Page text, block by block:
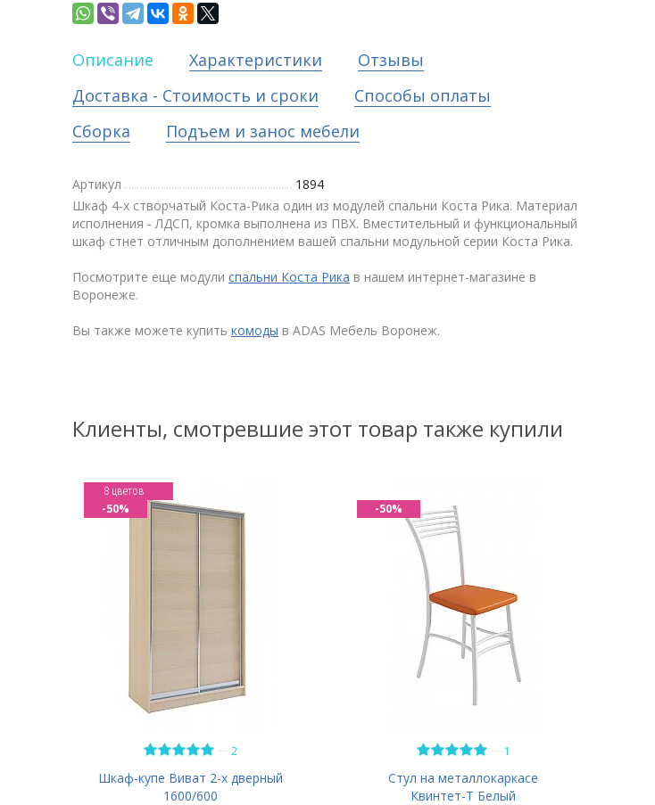
Описание Характеристики
Отзывы
Доставка - Стоимость и сроки
Способы оплаты
Сборка
Подъем и занос мебели
Артикул
1894
Шкаф 4-х створчатый Коста-Рика один из модулей спальни Коста Рика. Материал
исполнения - ЛДСП, кромка выполнена из ПВХ. Вместительный и функциональный
шкаф стнет отличным дополнением вашей спальни модульной серии Коста Рика.
Посмотрите еще модули спальни Коста Рика в нашем интернет-магазине в
Воронеже.
Вы также можете купить комоды в ADAS Мебель Воронеж.
Клиенты, смотревшие этот товар также купили
— 2
Шкаф-купе Виват 2-х дверный
1600/600
8 цветов
-50%
— 1
Стул на металлокаркасе
Квинтет-Т Белый
-50%